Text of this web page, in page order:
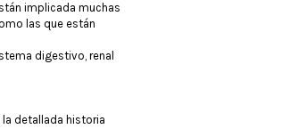
implicada muchas
las que están
digestivo, renal
detallada historia